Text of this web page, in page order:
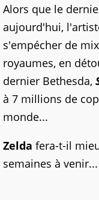
Alors que le
aujourd'hui,
s'empécher de
royaumes, en
dernier Bethesda,
à 7 millions de
monde...
Zelda fera-t-il
semaines à venir...